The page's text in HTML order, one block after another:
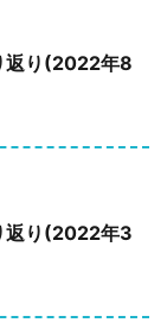
返り(2022年8
返り(2022年3